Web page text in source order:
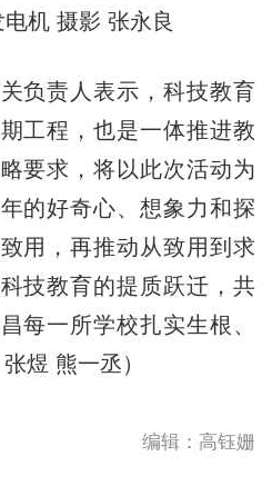
机 摄影 张永良
责人表示，科技教育
工程，也是一体推进教
要求，将以此次活动为
的好奇心、想象力和探
用，再推动从致用到求
技教育的提质跃迁，共
每一所学校扎实生根、
煜 熊一丞）
编辑：高钰姗